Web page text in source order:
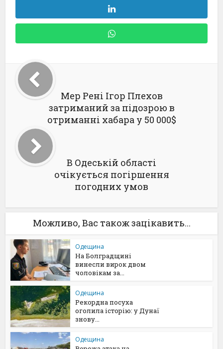
Мер Рені Ігор Плехов
затриманий за підозрою в
отриманні хабара у 50 000$
В Одеській області
очікується погіршення
погодних умов
Можливо, Вас також зацікавить...
Одещина
На Болградщині
винесли вирок двом
чоловікам за...
Одещина
Рекордна посуха
оголила історію: у Дунаї
знову...
Одещина